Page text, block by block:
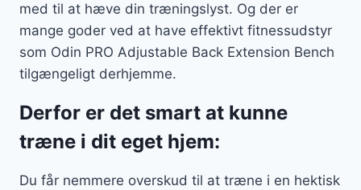
med til at hæve din træningslyst. Og der er
mange goder ved at have effektivt fitnessudstyr
som Odin PRO Adjustable Back Extension Bench
tilgængeligt derhjemme.
Derfor er det smart at kunne
træne i dit eget hjem:
Du får nemmere overskud til at træne i en hektisk